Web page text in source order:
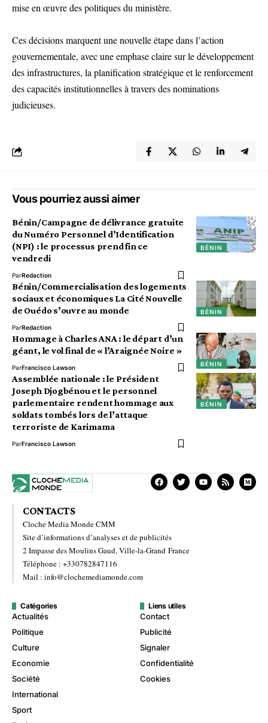
mise en œuvre des politiques du ministère.
Ces décisions marquent une nouvelle étape dans l’action
gouvernementale, avec une emphase claire sur le développement
des infrastructures, la planification stratégique et le renforcement
des capacités institutionnelles à travers des nominations
judicieuses.
Vous pourriez aussi aimer
BÉNIN
Bénin/Campagne de délivrance gratuite
du Numéro Personnel d’Identification
(NPI) : le processus prend fin ce
vendredi
ParRedaction
BÉNIN
Bénin/Commercialisation des logements
sociaux et économiques La Cité Nouvelle
de Ouédo s’ouvre au monde
ParRedaction
BÉNIN
Hommage à Charles ANA : le départ d’un
géant, le vol final de « l’Araignée Noire »
ParFrancisco Lawson
BÉNIN
Assemblée nationale : le Président
Joseph Djogbénou et le personnel
parlementaire rendent hommage aux
soldats tombés lors de l’attaque
terroriste de Karimama
ParFrancisco Lawson
CONTACTS
Cloche Media Monde CMM
Site d’informations d’analyses et de publicités
2 Impasse des Moulins Gaud, Ville-la-Grand France
Téléphone : +330782847116
Mail : info@clochemediamonde.com
Catégories
Actualités
Politique
Culture
Economie
Société
International
Sport
Liens utiles
Contact
Publicité
Signaler
Confidentialité
Cookies